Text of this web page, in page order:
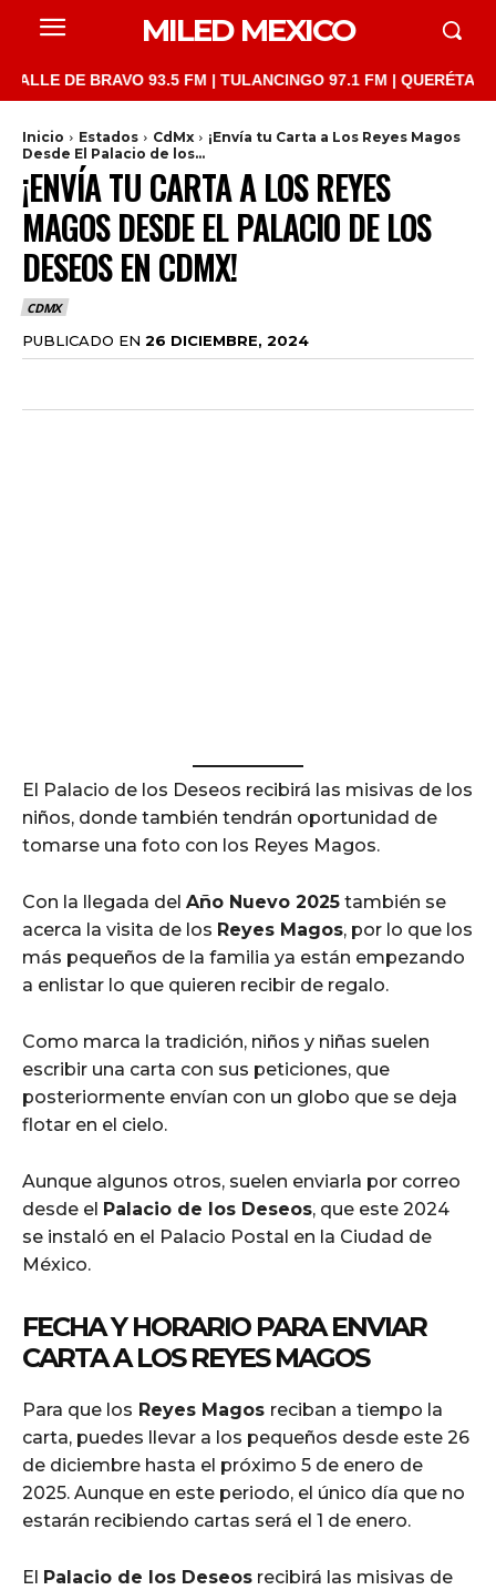
MILED MEXICO
DE BRAVO 93.5 FM | TULANCINGO 97.1 FM | QUERÉTARO
Inicio Estados CdMx
¡Envía tu Carta a Los Reyes Magos
Desde El Palacio de los...
¡ENVÍA TU CARTA A LOS REYES
MAGOS DESDE EL PALACIO DE LOS
DESEOS EN CDMX!
CDMX
PUBLICADO EN 26 DICIEMBRE, 2024
El Palacio de los Deseos recibirá las misivas de los
niños, donde también tendrán oportunidad de
tomarse una foto con los Reyes Magos.
Con la llegada del Año Nuevo 2025 también se
acerca la visita de los Reyes Magos, por lo que los
más pequeños de la familia ya están empezando
a enlistar lo que quieren recibir de regalo.
Como marca la tradición, niños y niñas suelen
escribir una carta con sus peticiones, que
posteriormente envían con un globo que se deja
flotar en el cielo.
Aunque algunos otros, suelen enviarla por correo
desde el Palacio de los Deseos, que este 2024
se instaló en el Palacio Postal en la Ciudad de
México.
FECHA Y HORARIO PARA ENVIAR
CARTA A LOS REYES MAGOS
Para que los Reyes Magos reciban a tiempo la
carta, puedes llevar a los pequeños desde este 26
de diciembre hasta el próximo 5 de enero de
2025. Aunque en este periodo, el único día que no
estarán recibiendo cartas será el 1 de enero.
El Palacio de los Deseos recibirá las misivas de